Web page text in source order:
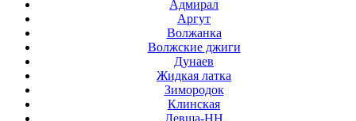
Адмирал
Аргут
Волжанка
Волжские джиги
Дунаев
Жидкая латка
Зимородок
Клинская